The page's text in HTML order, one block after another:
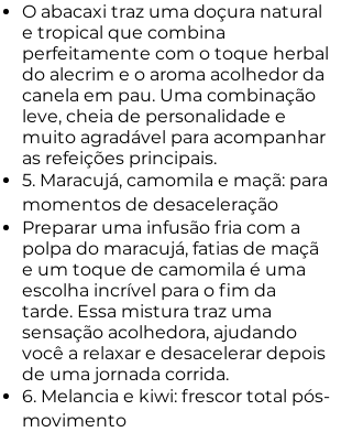
O abacaxi traz uma doçura natural
e tropical que combina
perfeitamente com o toque herbal
do alecrim e o aroma acolhedor da
canela em pau. Uma combinação
leve, cheia de personalidade e
muito agradável para acompanhar
as refeições principais.
5. Maracujá, camomila e maçã: para
momentos de desaceleração
Preparar uma infusão fria com a
polpa do maracujá, fatias de maçã
e um toque de camomila é uma
escolha incrível para o fim da
tarde. Essa mistura traz uma
sensação acolhedora, ajudando
você a relaxar e desacelerar depois
de uma jornada corrida.
6. Melancia e kiwi: frescor total pós-
movimento